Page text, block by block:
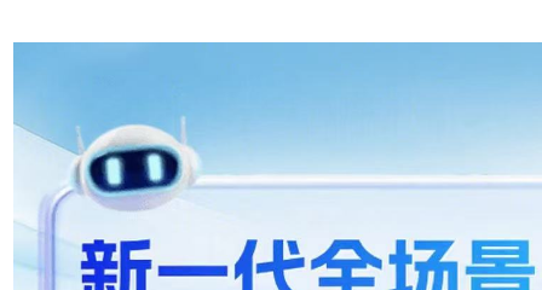
维度的突破与革新。